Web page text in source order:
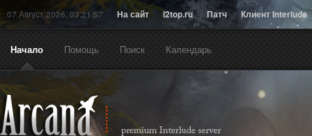
07 Август 2026, 03:21:57 На сайт l2top.ru Патч Клиент Interlude
Начало Помощь Поиск Календарь